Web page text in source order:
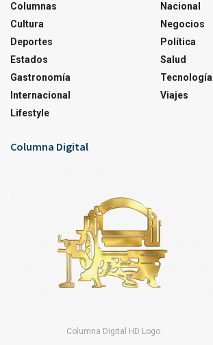
Columnas
Cultura
Deportes
Estados
Gastronomía
Internacional
Lifestyle
Nacional
Negocios
Política
Salud
Tecnología
Viajes
Columna Digital
Columna Digital HD Logo